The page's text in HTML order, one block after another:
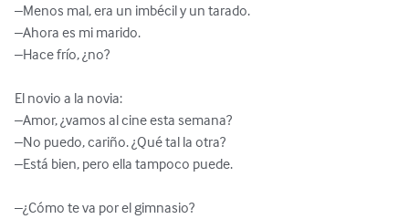
–Menos mal, era un imbécil y un tarado.
–Ahora es mi marido.
–Hace frío, ¿no?
El novio a la novia:
–Amor, ¿vamos al cine esta semana?
–No puedo, cariño. ¿Qué tal la otra?
–Está bien, pero ella tampoco puede.
–¿Cómo te va por el gimnasio?